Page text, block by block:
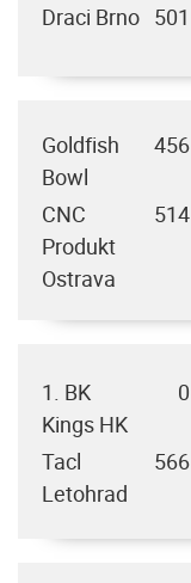
Draci Brno 501
Goldfish
Bowl
456
CNC
Produkt
Ostrava
514
1. BK
Kings HK
0
Tacl
Letohrad
566